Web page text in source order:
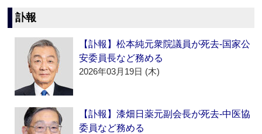
訃報
【訃報】松本純元衆院議員が死去‐国家公
安委員長など務める
2026年03月19日 (木)
【訃報】漆畑日薬元副会長が死去‐中医協
委員など務める